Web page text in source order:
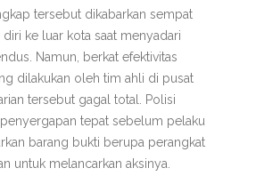
tersebut dikabarkan sempat
ke luar kota saat menyadari
Namun, berkat efektivitas
dilakukan oleh tim ahli di pusat
tersebut gagal total. Polisi
tepat sebelum pelaku
barang bukti berupa perangkat
untuk melancarkan aksinya.